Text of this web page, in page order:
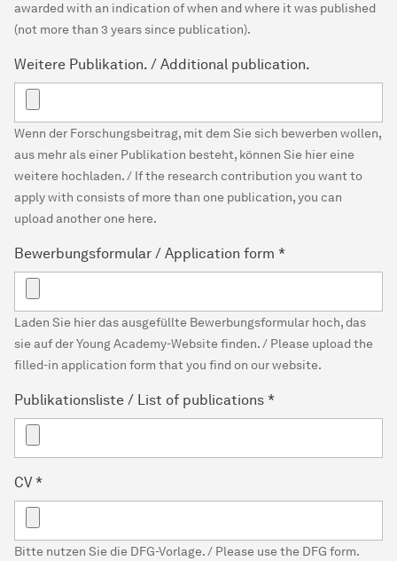
awarded with an indication of when and where it was published
(not more than 3 years since publication).
Weitere Publikation. / Additional publication.
Wenn der Forschungsbeitrag, mit dem Sie sich bewerben wollen,
aus mehr als einer Publikation besteht, können Sie hier eine
weitere hochladen. / If the research contribution you want to
apply with consists of more than one publication, you can
upload another one here.
Bewerbungsformular / Application form *
Laden Sie hier das ausgefüllte Bewerbungsformular hoch, das
sie auf der Young Academy-Website finden. / Please upload the
filled-in application form that you find on our website.
Publikationsliste / List of publications *
CV*
Bitte nutzen Sie die DFG-Vorlage. / Please use the DFG form.